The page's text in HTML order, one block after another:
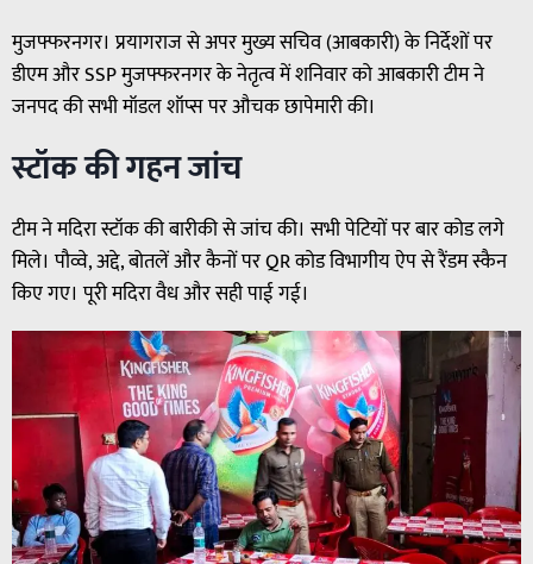
मुजफ्फरनगर। प्रयागराज से अपर मुख्य सचिव (आबकारी) के निर्देशों पर
डीएम और SSP मुजफ्फरनगर के नेतृत्व में शनिवार को आबकारी टीम ने
जनपद की सभी मॉडल शॉप्स पर औचक छापेमारी की।
स्टॉक की गहन जांच
टीम ने मदिरा स्टॉक की बारीकी से जांच की। सभी पेटियों पर बार कोड लगे
मिले। पौव्वे, अद्दे, बोतलें और कैनों पर QR कोड विभागीय ऐप से रैंडम स्कैन
किए गए। पूरी मदिरा वैध और सही पाई गई।